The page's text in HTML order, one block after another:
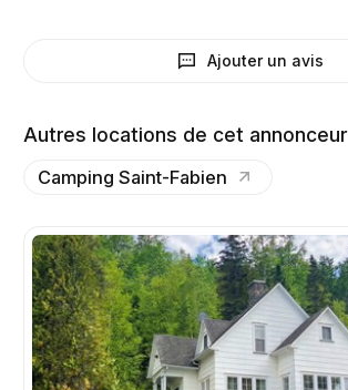
Ajouter un avis
Autres locations de cet annonceur
Camping Saint-Fabien